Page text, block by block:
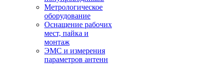
Метрологическое
оборудование
Оснащение рабочих
мест, пайка и
монтаж
ЭМС и измерения
параметров антенн